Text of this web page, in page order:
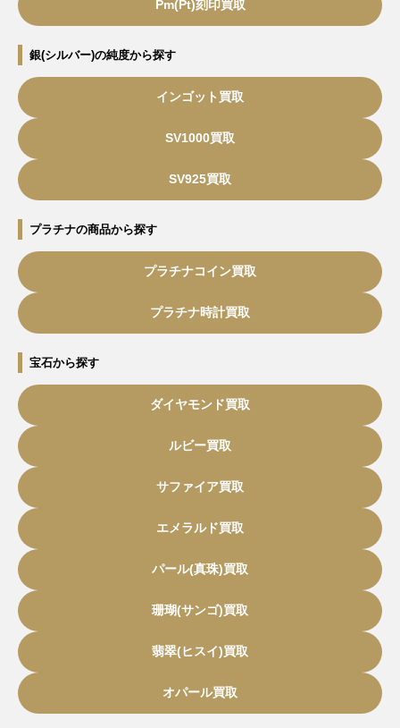
Pm(Pt)刻印買取
銀(シルバー)の純度から探す
インゴット買取
SV1000買取
SV925買取
プラチナの商品から探す
プラチナコイン買取
プラチナ時計買取
宝石から探す
ダイヤモンド買取
ルビー買取
サファイア買取
エメラルド買取
パール(真珠)買取
珊瑚(サンゴ)買取
翡翠(ヒスイ)買取
オパール買取